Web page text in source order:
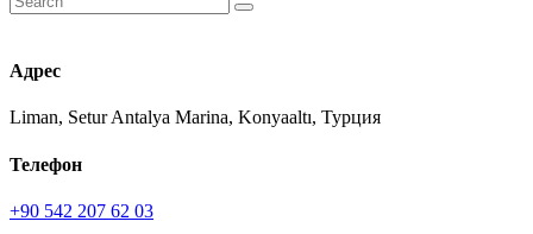
Адрес
Liman, Setur Antalya Marina, Konyaaltı, Турция
Телефон
+90 542 207 62 03